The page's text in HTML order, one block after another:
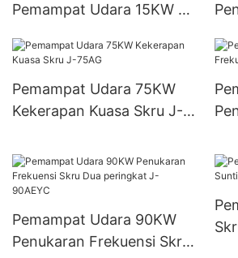
Pemampat Udara 15KW J-
Pemampat Udara 75KW
Kekerapan Kuasa Skru J-
Pemampat Udara 90KW
Penukaran Frekuensi Skru